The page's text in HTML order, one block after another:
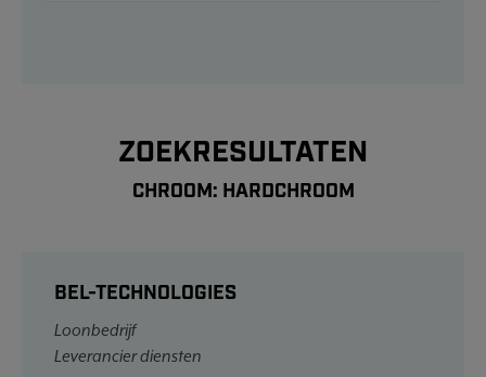
ZOEKRESULTATEN
CHROOM: HARDCHROOM
BEL-TECHNOLOGIES
Loonbedrijf
Leverancier diensten